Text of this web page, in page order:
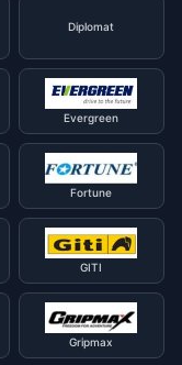
Diplomat
Evergreen
Fortune
GITI
Gripmax